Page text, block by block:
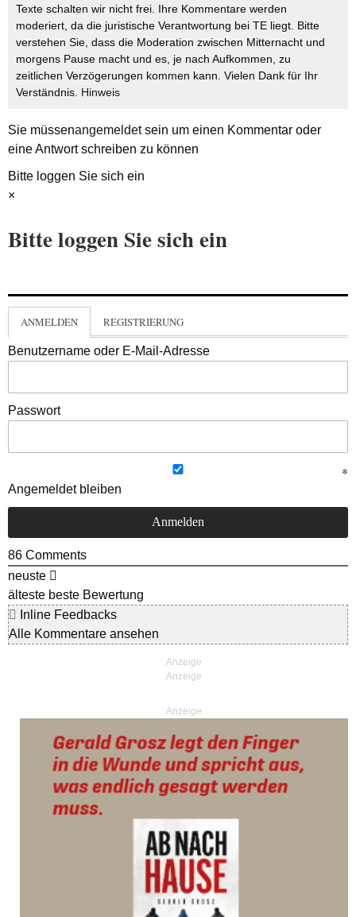
Texte schalten wir nicht frei. Ihre Kommentare werden
moderiert, da die juristische Verantwortung bei TE liegt. Bitte
verstehen Sie, dass die Moderation zwischen Mitternacht und
morgens Pause macht und es, je nach Aufkommen, zu
zeitlichen Verzögerungen kommen kann. Vielen Dank für Ihr
Verständnis. Hinweis
Sie müssenangemeldetsein um einen Kommentar oder
eine Antwort schreiben zu können
Bitte loggen Sie sich ein
×
Bitte loggen Sie sich ein
ANMELDEN REGISTRIERUNG
Benutzername oder E-Mail-Adresse
Passwort
Angemeldet bleiben
86 Comments
neuste
älteste beste Bewertung
Inline Feedbacks
Alle Kommentare ansehen
Anzeige